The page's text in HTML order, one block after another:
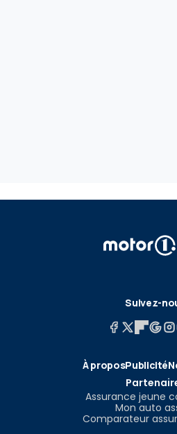
Suivez-
À proposPublicité
Assurance jeune
Mon auto
Comparateur